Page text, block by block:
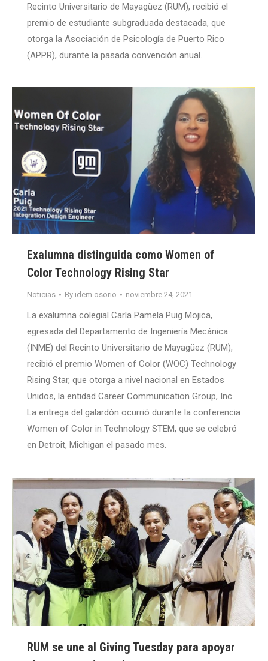
Recinto Universitario de Mayagüez (RUM), recibió el
premio de estudiante subgraduada destacada, que
otorga la Asociación de Psicología de Puerto Rico
(APPR), durante la pasada convención anual.
Exalumna distinguida como Women of
Color Technology Rising Star
Noticias By idem.osorio noviembre 24, 2021
La exalumna colegial Carla Pamela Puig Mojica,
egresada del Departamento de Ingeniería Mecánica
(INME) del Recinto Universitario de Mayagüez (RUM),
recibió el premio Women of Color (WOC) Technology
Rising Star, que otorga a nivel nacional en Estados
Unidos, la entidad Career Communication Group, Inc.
La entrega del galardón ocurrió durante la conferencia
Women of Color in Technology STEM, que se celebró
en Detroit, Michigan el pasado mes.
RUM se une al Giving Tuesday para apoyar